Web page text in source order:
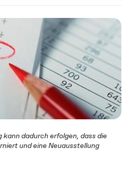
dadurch erfolgen, dass die
und eine Neuausstellung